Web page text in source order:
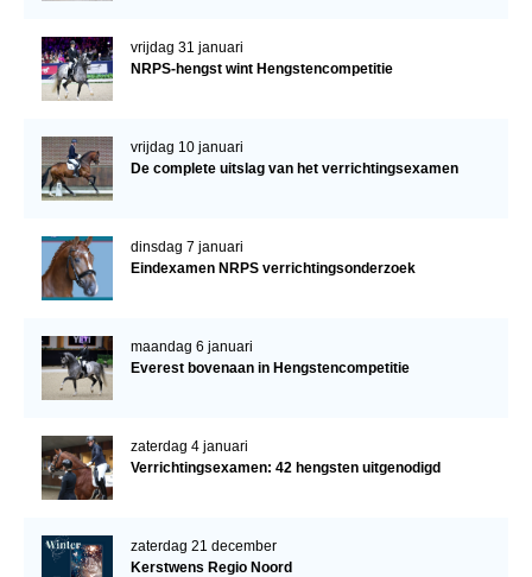
vrijdag 31 januari
NRPS-hengst wint Hengstencompetitie
vrijdag 10 januari
De complete uitslag van het verrichtingsexamen
dinsdag 7 januari
Eindexamen NRPS verrichtingsonderzoek
maandag 6 januari
Everest bovenaan in Hengstencompetitie
zaterdag 4 januari
Verrichtingsexamen: 42 hengsten uitgenodigd
zaterdag 21 december
Kerstwens Regio Noord